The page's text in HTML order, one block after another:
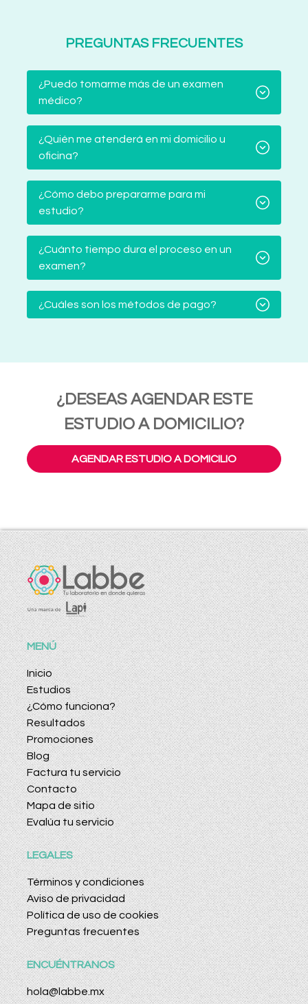
PREGUNTAS FRECUENTES
¿Puedo tomarme más de un examen
médico?
¿Quién me atenderá en mi domicilio u
oficina?
¿Cómo debo prepararme para mi
estudio?
¿Cuánto tiempo dura el proceso en un
examen?
¿Cuáles son los métodos de pago?
¿DESEAS AGENDAR ESTE
ESTUDIO A DOMICILIO?
AGENDAR ESTUDIO A DOMICILIO
MENÚ
Inicio
Estudios
¿Cómo funciona?
Resultados
Promociones
Blog
Factura tu servicio
Contacto
Mapa de sitio
Evalúa tu servicio
LEGALES
Términos y condiciones
Aviso de privacidad
Política de uso de cookies
Preguntas frecuentes
ENCUÉNTRANOS
hola@labbe.mx